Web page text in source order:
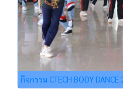
กิจกรรม CTECH BODY DANCE